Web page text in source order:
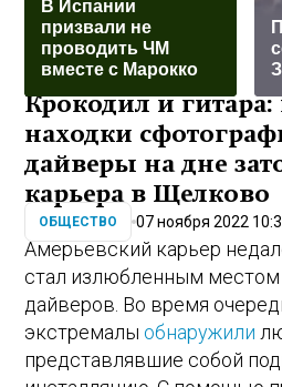
В Испании
призвали не
проводить ЧМ
вместе с Марокко
Крокодил и
находки
дайверы на дне
карьера в Щелково
ОБЩЕСТВО 07 ноября 2022
Амерьевский карьер
стал излюбленным
дайверов. Во время
экстремалы обнаружили
представлявшие собой